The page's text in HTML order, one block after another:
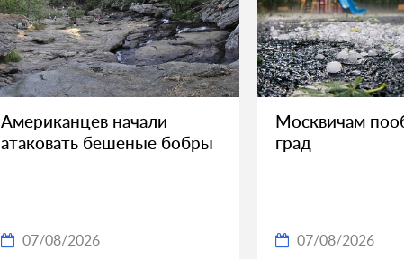
Американцев начали
атаковать бешеные бобры
07/08/2026
Москвичам
град
07/08/2026